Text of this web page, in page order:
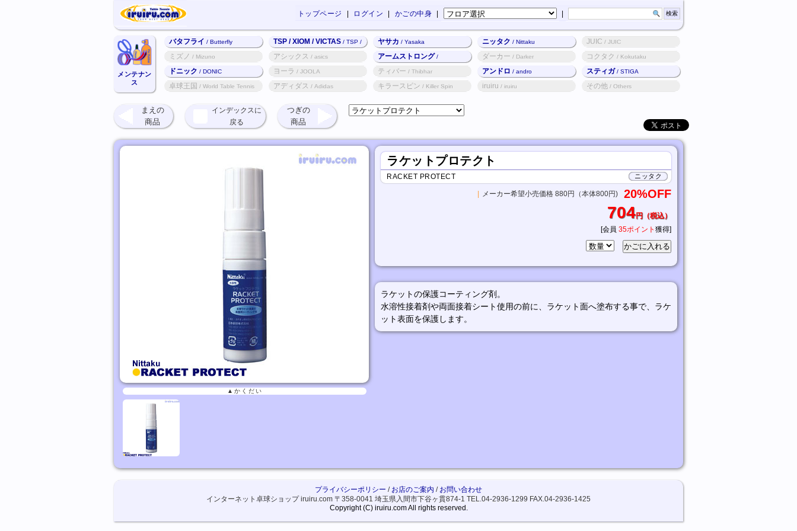
かごの中身
ログイン
トップページ
メンテナン
ス
バタフライ/ Butterfly TSP / XIOM / VICTAS/ TSP /
XIOM / VICTAS
ヤサカ/ Yasaka ニッタク/ Nittaku JUIC/ JUIC
ミズノ/ Mizuno アシックス/ asics アームストロング/
Armstrong
ダーカー/ Darker コクタク/ Kokutaku
ドニック/ DONIC ヨーラ/ JOOLA ティバー/ Thibhar アンドロ/ andro スティガ/ STIGA
卓球王国/ World Table Tennis アディダス/ Adidas キラースピン/ Killer Spin iruiru/ iruiru その他/ Others
まえの
商品
インデックスに
戻る
つぎの
商品
▲かくだい
ラケットプロテクト
ニッタク
RACKET PROTECT
メーカー希望小売価格 880円（本体800円) 20%OFF
704円（税込）
[会員 35ポイント 獲得]
ラケットの保護コーティング剤。
水溶性接着剤や両面接着シート使用の前に、ラケット面へ塗布する事で、ラケ
ット表面を保護します。
プライバシーポリシー/お店のご案内/お問い合わせ
インターネット卓球ショップ iruiru.com〒358-0041 埼玉県入間市下谷ヶ貫874-1TEL.04-2936-1299 FAX.04-2936-1425
Copyright (C) iruiru.com All rights reserved.